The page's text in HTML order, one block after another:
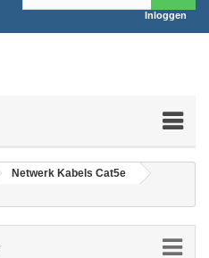
Inloggen
Netwerk Kabels Cat5e